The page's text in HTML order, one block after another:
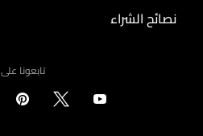
نصائح الشراء
تابعونا على